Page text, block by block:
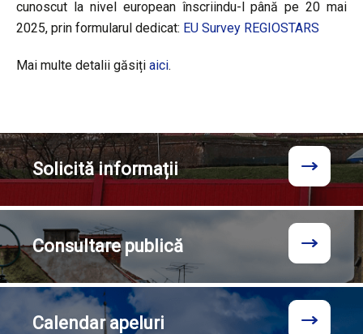
cunoscut la nivel european înscriindu-l până pe 20 mai
2025, prin formularul dedicat: EU Survey REGIOSTARS
Mai multe detalii găsiți aici.
Solicităinformații
Consultarepublică
Calendarapeluri